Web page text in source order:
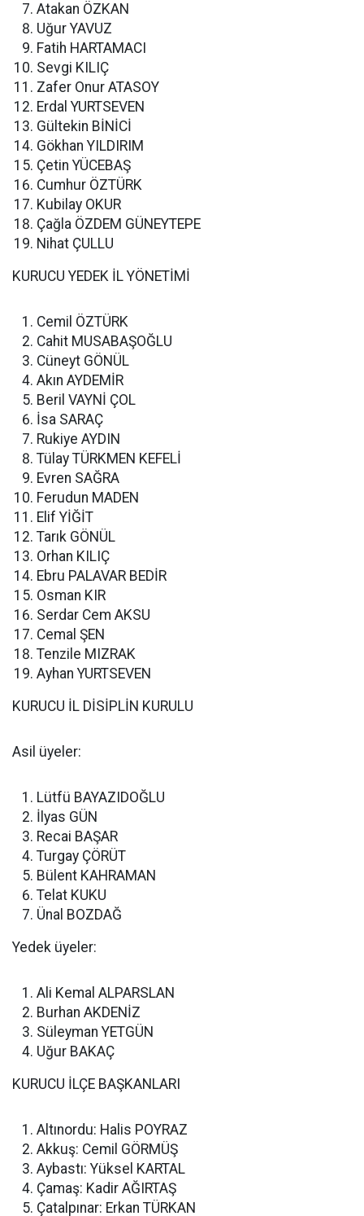
Atakan ÖZKAN
Uğur YAVUZ
Fatih HARTAMACI
Sevgi KILIÇ
Zafer Onur ATASOY
Erdal YURTSEVEN
Gültekin BİNİCİ
Gökhan YILDIRIM
Çetin YÜCEBAŞ
Cumhur ÖZTÜRK
Kubilay OKUR
Çağla ÖZDEM GÜNEYTEPE
Nihat ÇULLU
KURUCU YEDEK İL YÖNETİMİ
Cemil ÖZTÜRK
Cahit MUSABAŞOĞLU
Cüneyt GÖNÜL
Akın AYDEMİR
Beril VAYNİ ÇOL
İsa SARAÇ
Rukiye AYDIN
Tülay TÜRKMEN KEFELİ
Evren SAĞRA
Ferudun MADEN
Elif YİĞİT
Tarık GÖNÜL
Orhan KILIÇ
Ebru PALAVAR BEDİR
Osman KIR
Serdar Cem AKSU
Cemal ŞEN
Tenzile MIZRAK
Ayhan YURTSEVEN
KURUCU İL DİSİPLİN KURULU
Asil üyeler:
Lütfü BAYAZIDOĞLU
İlyas GÜN
Recai BAŞAR
Turgay ÇÖRÜT
Bülent KAHRAMAN
Telat KUKU
Ünal BOZDAĞ
Yedek üyeler:
Ali Kemal ALPARSLAN
Burhan AKDENİZ
Süleyman YETGÜN
Uğur BAKAÇ
KURUCU İLÇE BAŞKANLARI
Altınordu: Halis POYRAZ
Akkuş: Cemil GÖRMÜŞ
Aybastı: Yüksel KARTAL
Çamaş: Kadir AĞIRTAŞ
Çatalpınar: Erkan TÜRKAN